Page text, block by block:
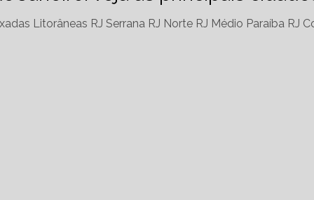
Litorâneas RJ Serrana RJ Norte RJ Médio Paraíba RJ